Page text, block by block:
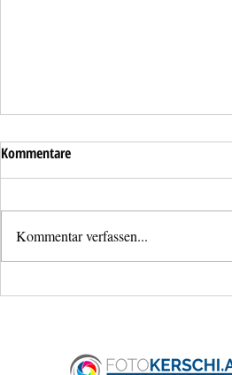
Kommentare
Kommentar verfassen...